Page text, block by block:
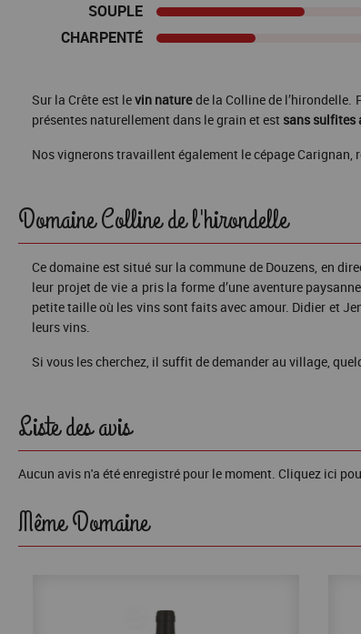
SOUPLE
CHARPENTÉ
Sur la Crête est levin naturede la Colline de l’hirondelle.
présentes naturellement dans le grain et est sans sulfites
Nos vignerons travaillent également le cépage Carignan,
Domaine Colline de l'hirondelle
Ce domaine est situé sur la commune de Douzens, en
leur projet de vie a pris la forme d’une aventure
petite taille où les vins sont faits avec amour. Didier et
leurs vins.
Si vous les cherchez, il suffit de demander au village,
Liste des avis
Aucun avis n'a été enregistré pour le moment. Cliquez ici
Même Domaine